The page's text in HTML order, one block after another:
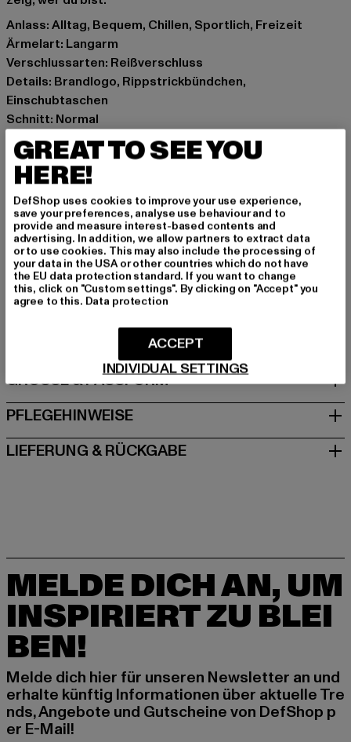
Anlass: Alltag, Bequem, Chillen, Sportlich, Freizeit
Ärmelart: Langarm
Verschlussarten: Reißverschluss
Details: Brandlogo, Rippstrickbündchen,
Einschubtaschen
Schnitt: Normal
Marke: Colucci
Kat.: Outerwear
Farbe: beige
Hersteller Farbe: beige
Materialzusammensetzung: 55% Polyester, 45%
Baumwolle
Art.Nr: C325-012-00003
Hersteller: Mark Seven Fashion GmbH & Co. KG |
info@carlocolucci.com
Kyllmannweg 7 | 42699 Solingen | DE
GRÖSSE & PASSFORM
PFLEGEHINWEISE
LIEFERUNG & RÜCKGABE
MELDE DICH AN, UM
INSPIRIERT ZU BLEI
BEN!
Melde dich hier für unseren Newsletter an und
erhalte künftig Informationen über aktuelle Tre
nds, Angebote und Gutscheine von DefShop p
er E-Mail!
GREAT TO SEE YOU
HERE!
DefShop uses cookies to improve your use experience,
save your preferences, analyse use behaviour and to
provide and measure interest-based contents and
advertising. In addition, we allow partners to extract data
or to use cookies. This may also include the processing of
your data in the USA or other countries which do not have
the EU data protection standard. If you want to change
this, click on "Custom settings". By clicking on "Accept" you
agree to this. Data protection
INDIVIDUAL SETTINGS
ACCEPT